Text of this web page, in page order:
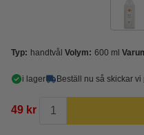
Typ: handtvål Volym: 600 ml
i lager Beställ nu så skickar vi
49 kr